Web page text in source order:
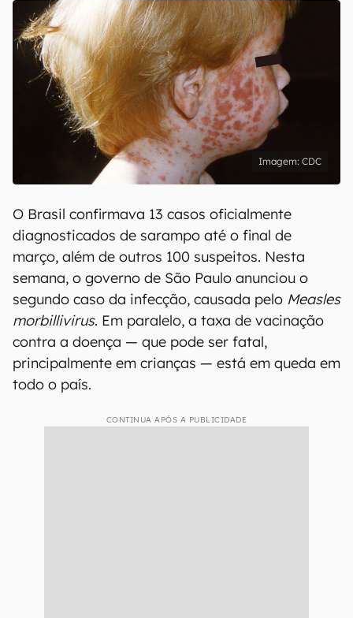
Uso e Política de Privacidade do Canaltech.
CDC
O Brasil confirmava 13 casos oficialmente
diagnosticados de sarampo até o final de
março, além de outros 100 suspeitos. Nesta
semana, o governo de São Paulo anunciou o
segundo caso da infecção, causada pelo Measles
morbillivirus. Em paralelo, a taxa de vacinação
contra a doença — que pode ser fatal,
principalmente em crianças — está em queda em
todo o país.
CONTINUA APÓS A PUBLICIDADE